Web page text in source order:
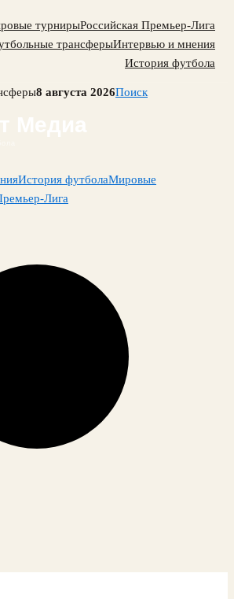
турнирыРоссийская Премьер-Лига
трансферыИнтервью и мнения
История футбола
8 августа 2026Поиск
История футболаМировые
Лига